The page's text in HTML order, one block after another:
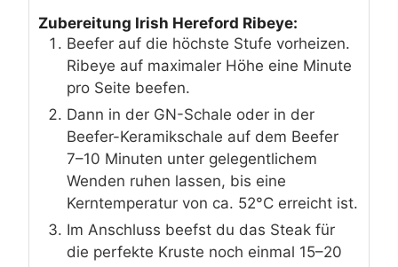
Zubereitung Irish Hereford Ribeye:
Beefer auf die höchste Stufe vorheizen.
Ribeye auf maximaler Höhe eine Minute
pro Seite beefen.
Dann in der GN-Schale oder in der
Beefer-Keramikschale auf dem Beefer
7–10 Minuten unter gelegentlichem
Wenden ruhen lassen, bis eine
Kerntemperatur von ca. 52°C erreicht ist.
Im Anschluss beefst du das Steak für
die perfekte Kruste noch einmal 15–20